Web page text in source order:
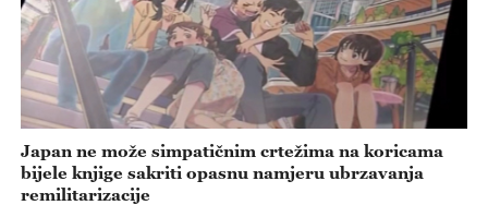
Japan ne može simpatičnim crtežima na koricama
bijele knjige sakriti opasnu namjeru ubrzavanja
remilitarizacije